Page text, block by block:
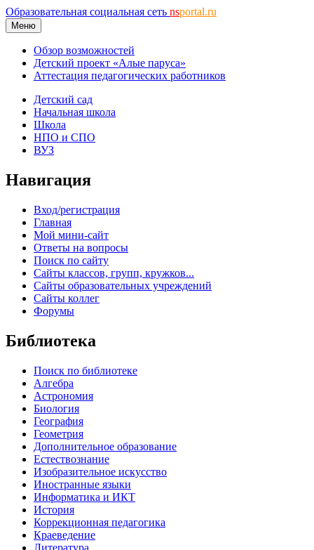
Образовательная социальная сеть nsportal.ru
Меню
Обзор возможностей
Детский проект «Алые паруса»
Аттестация педагогических работников
Детский сад
Начальная школа
Школа
НПО и СПО
ВУЗ
Навигация
Вход/регистрация
Главная
Мой мини-сайт
Ответы на вопросы
Поиск по сайту
Сайты классов, групп, кружков...
Сайты образовательных учреждений
Сайты коллег
Форумы
Библиотека
Поиск по библиотеке
Алгебра
Астрономия
Биология
География
Геометрия
Дополнительное образование
Естествознание
Изобразительное искусство
Иностранные языки
Информатика и ИКТ
История
Коррекционная педагогика
Краеведение
Литература